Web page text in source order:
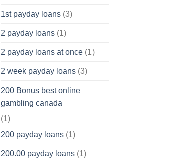
1st payday loans(3)
2 payday loans(1)
2 payday loans at once(1)
2 week payday loans(3)
200 Bonus best online
gambling canada
(1)
200 payday loans(1)
200.00 payday loans(1)